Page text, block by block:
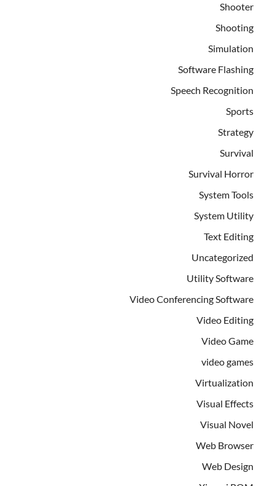
Shooter
Shooting
Simulation
Software Flashing
Speech Recognition
Sports
Strategy
Survival
Survival Horror
System Tools
System Utility
Text Editing
Uncategorized
Utility Software
Video Conferencing Software
Video Editing
Video Game
video games
Virtualization
Visual Effects
Visual Novel
Web Browser
Web Design